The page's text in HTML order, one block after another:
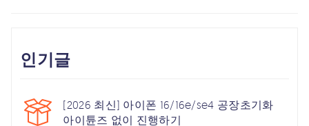
인기글
[2026 최신] 아이폰 16/16e/se4 공장초기화
아이튠즈 없이 진행하기